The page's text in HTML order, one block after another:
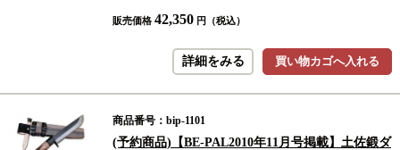
販売価格 42,350 円（税込）
買い物カゴへ入れる
詳細をみる
商品番号：bip-1101
(予約商品)【BE-PAL2010年11月号掲載】土佐鍛ダ